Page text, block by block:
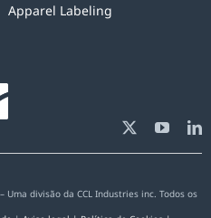
Apparel Labeling
divisão da CCL Industries inc. Todos os